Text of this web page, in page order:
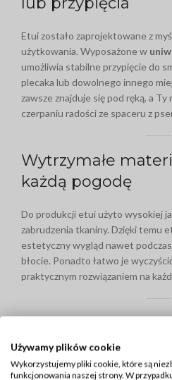
Etui zostało zaprojektowane z
użytkowania. Wyposażone w
umożliwia stabilne przypięcie do
plecaka lub dowolnego innego
zawsze znajduje się pod ręką, a Ty
czerpaniu radości ze spaceru z
Wytrzymałe
każdą pogodę
Do produkcji etui użyto wysokiej
zabrudzenia tkaniny. Dzięki temu
estetyczny wygląd nawet
błocie. Ponadto łatwo je
praktycznym rozwiązaniem na
design
Etui na woreczki dla psa wyróżnia
Używamy plików cookie
Wykorzystujemy pliki cookie, które są
funkcjonowania naszej strony. W